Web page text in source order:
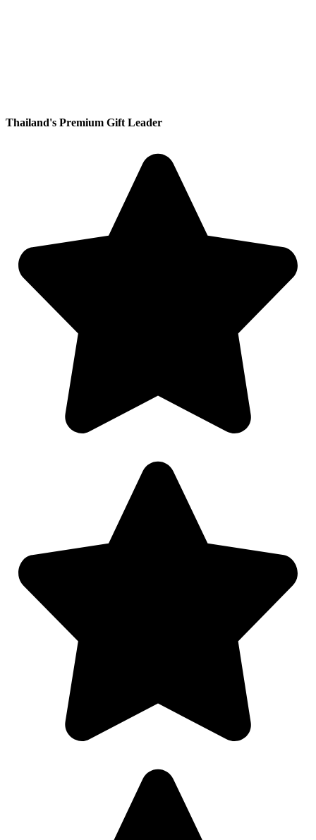
Thailand's Premium Gift Leader